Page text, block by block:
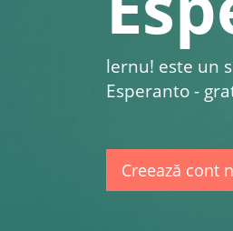
lernu! este un
Esperanto -
Creează cont